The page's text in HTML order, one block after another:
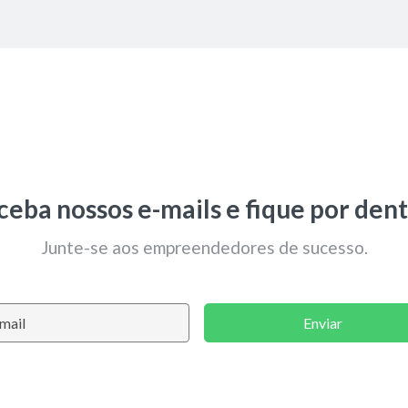
nossos e-mails e fique por
Junte-se aos empreendedores de sucesso.
Enviar